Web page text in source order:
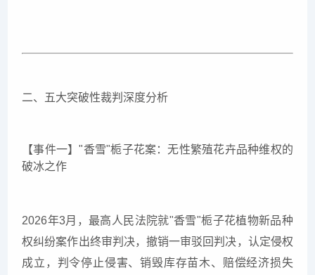
二、五大突破性裁判深度分析
【事件一】"香雪"栀子花案：无性繁殖花卉品种维权的
破冰之作
2026年3月，最高人民法院就"香雪"栀子花植物新品种
权纠纷案作出终审判决，撤销一审驳回判决，认定侵权
成立，判令停止侵害、销毁库存苗木、赔偿经济损失